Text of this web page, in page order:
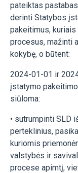
pateiktas
derinti Statybos
pakeitimus,
procesus, mažinti
kokybę, o būtent:
2024-01-01 ir
įstatymo
siūloma:
• sutrumpinti SLD
perteklinius,
kuriomis
valstybės ir
procese apimtį,